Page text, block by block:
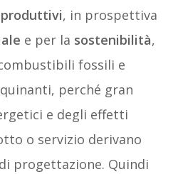
, in prospettiva
e per la sostenibilità,
fossili e
perché gran
e degli effetti
o servizio derivano
progettazione. Quindi